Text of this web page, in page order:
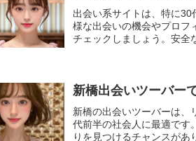
出会い系サイトは、特に
様な出会いの機会やプロフ
チェックしましょう。安全
新橋出会いツーバー
新橋の出会いツーバーは、
代前半の社会人に最適です
りを見つけるチャンスがあ